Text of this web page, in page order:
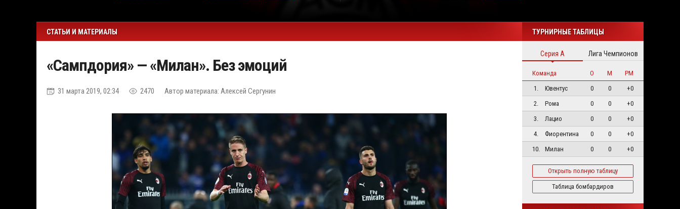
СТАТЬИ И МАТЕРИАЛЫ
«Сампдория» — «Милан». Без эмоций
31 марта 2019, 02:34 2470 Автор материала: Алексей Сергунин
ТУРНИРНЫЕ ТАБЛИЦЫ
Серия А Лига Чемпионов
Команда О М
РМ
1.
Ювентус 0 0
+0
2.
Рома 0 0
+0
3.
Лацио 0 0
+0
4.
Фиорентина 0 0
+0
10.
Милан 0 0 +0
Открыть полную таблицу
Таблица бомбардиров